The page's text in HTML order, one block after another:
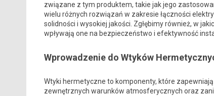
związane z tym produktem, takie jak jego
wielu różnych rozwiązań w zakresie łączności
solidności i wysokiej jakości. Zgłębimy również, w
wpływają one na bezpieczeństwo i efektywność
Wprowadzenie do Wtyków
Wtyki hermetyczne to komponenty, które
zewnętrznych warunków atmosferycznych oraz